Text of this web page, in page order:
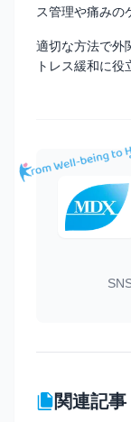
ス管理や痛みの
適切な方法で外
トレス緩和に役
関連記事